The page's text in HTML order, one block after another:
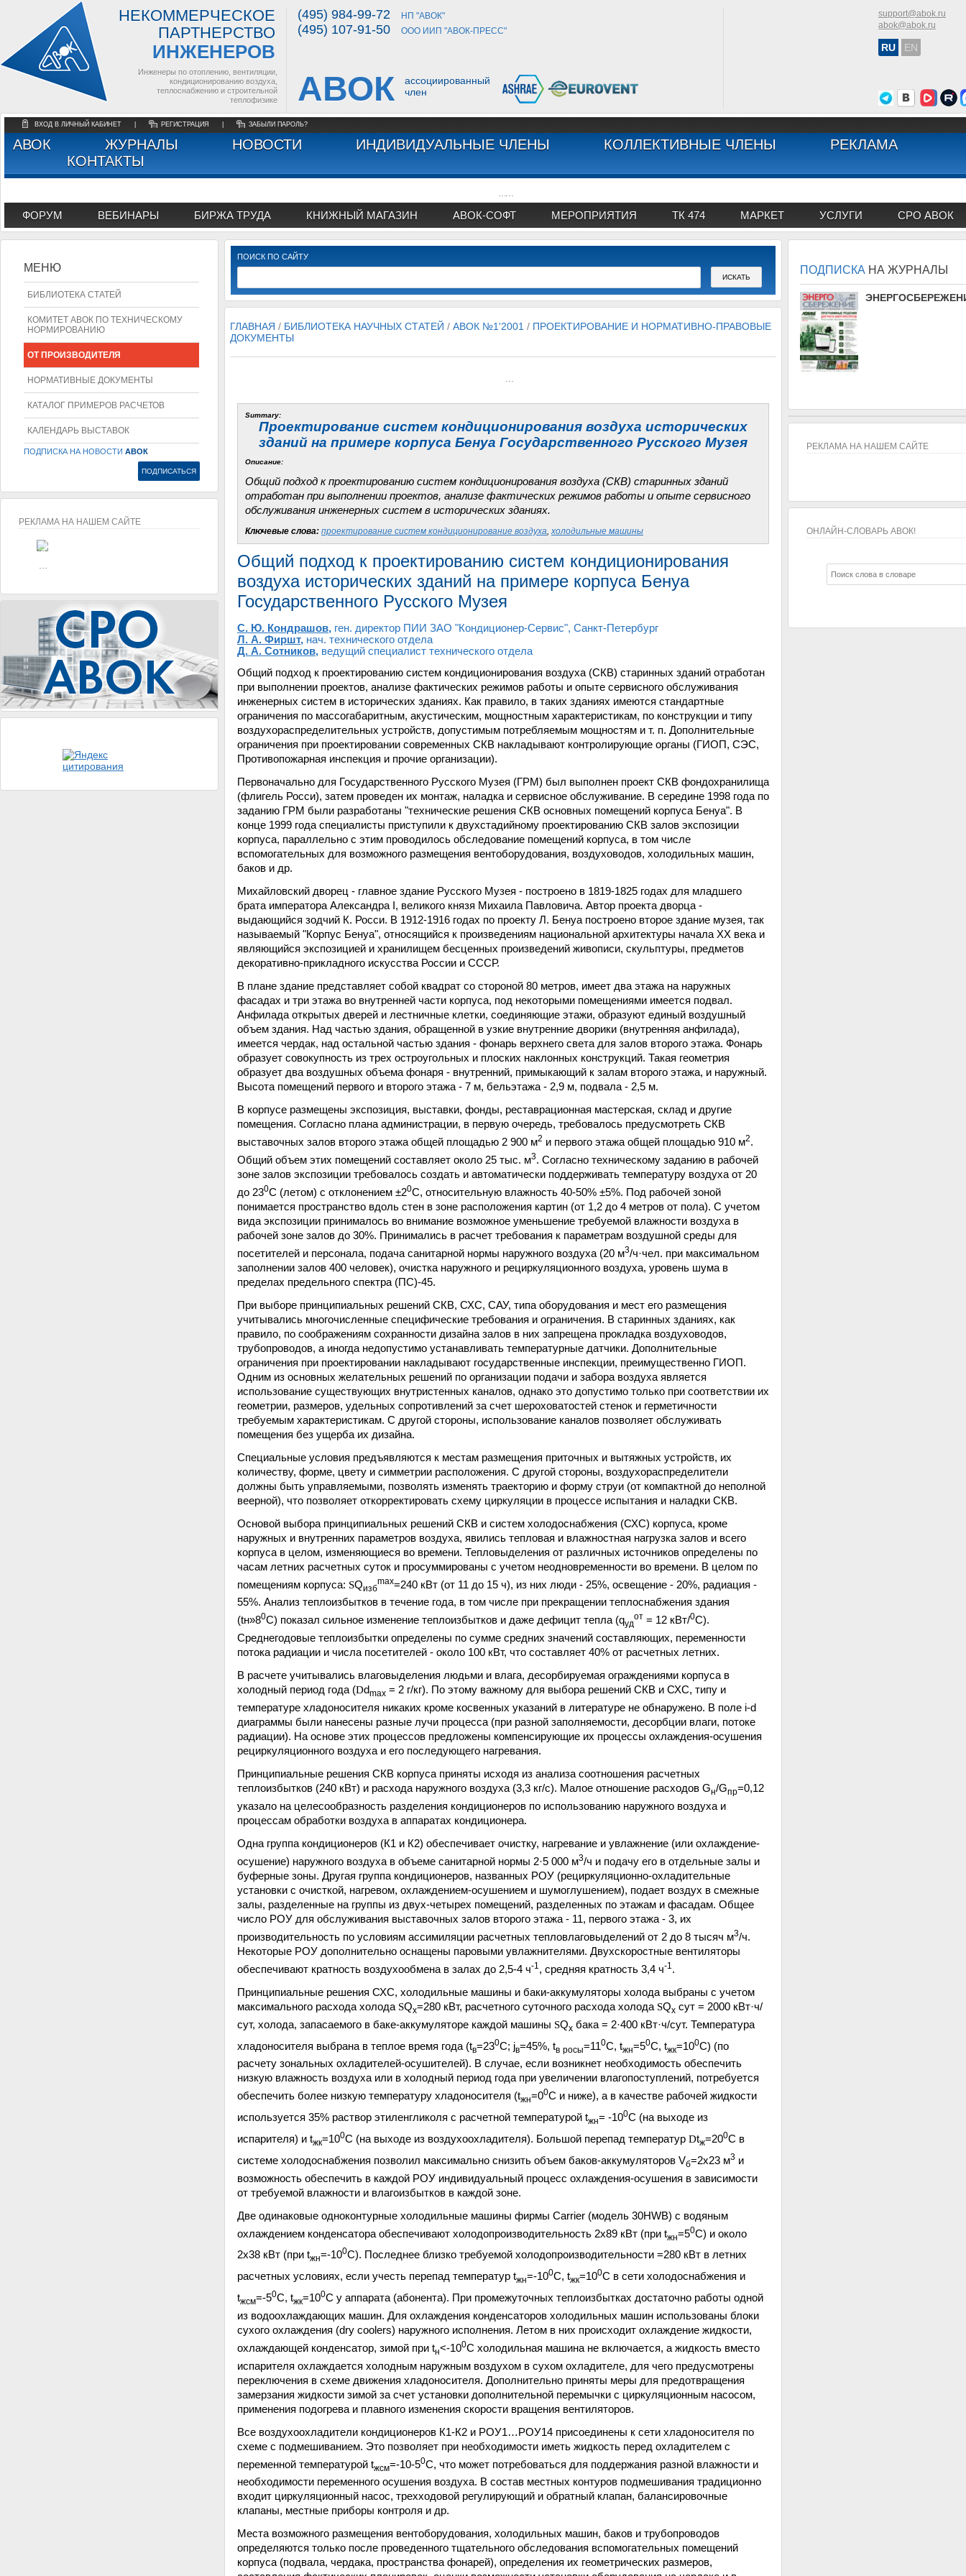
НЕКОММЕРЧЕСКОЕ
ПАРТНЕРСТВО
ИНЖЕНЕРОВ
Инженеры по отоплению, вентиляции,
кондиционированию воздуха,
теплоснабжению и строительной
теплофизике
(495) 984-99-72 НП "АВОК"
(495) 107-91-50 ООО ИИП "АВОК-ПРЕСС"
АВОК
ассоциированный
член
support@abok.ru
abok@abok.ru
RU EN
ВХОД В ЛИЧНЫЙ КАБИНЕТ РЕГИСТРАЦИЯ ЗАБЫЛИ ПАРОЛЬ?
АВОК ЖУРНАЛЫ НОВОСТИ ИНДИВИДУАЛЬНЫЕ ЧЛЕНЫ КОЛЛЕКТИВНЫЕ ЧЛЕНЫ
РЕКЛАМА
КОНТАКТЫ
ФОРУМ ВЕБИНАРЫ БИРЖА ТРУДА КНИЖНЫЙ МАГАЗИН АВОК-СОФТ МЕРОПРИЯТИЯ ТК 474 МАРКЕТ УСЛУГИ СРО АВОК
ПОИСК ПО САЙТУ
ГЛАВНАЯ / БИБЛИОТЕКА НАУЧНЫХ СТАТЕЙ / АВОК №1'2001 / ПРОЕКТИРОВАНИЕ И НОРМАТИВНО-ПРАВОВЫЕ
ДОКУМЕНТЫ
Summary:
Проектирование систем кондиционирования воздуха исторических
зданий на примере корпуса Бенуа Государственного Русского Музея
Описание:
Общий подход к проектированию систем кондиционирования воздуха (СКВ) старинных зданий
отработан при выполнении проектов, анализе фактических режимов работы и опыте сервисного
обслуживания инженерных систем в исторических зданиях.
Ключевые слова: проектирование систем кондиционирование воздуха,холодильные машины
Общий подход к проектированию систем кондиционирования
воздуха исторических зданий на примере корпуса Бенуа
Государственного Русского Музея
С. Ю. Кондрашов, ген. директор ПИИ ЗАО "Кондиционер-Сервис", Санкт-Петербург
Л. А. Фиршт, нач. технического отдела
Д. А. Сотников, ведущий специалист технического отдела
Общий подход к проектированию систем кондиционирования воздуха (СКВ) старинных зданий отработан
при выполнении проектов, анализе фактических режимов работы и опыте сервисного обслуживания
инженерных систем в исторических зданиях. Как правило, в таких зданиях имеются стандартные
ограничения по массогабаритным, акустическим, мощностным характеристикам, по конструкции и типу
воздухораспределительных устройств, допустимым потребляемым мощностям и т. п. Дополнительные
ограничения при проектировании современных СКВ накладывают контролирующие органы (ГИОП, СЭС,
Противопожарная инспекция и прочие организации).
Первоначально для Государственного Русского Музея (ГРМ) был выполнен проект СКВ фондохранилища
(флигель Росси), затем проведен их монтаж, наладка и сервисное обслуживание. В середине 1998 года по
заданию ГРМ были разработаны "технические решения СКВ основных помещений корпуса Бенуа". В
конце 1999 года специалисты приступили к двухстадийному проектированию СКВ залов экспозиции
корпуса, параллельно с этим проводилось обследование помещений корпуса, в том числе
вспомогательных для возможного размещения вентоборудования, воздуховодов, холодильных машин,
баков и др.
Михайловский дворец - главное здание Русского Музея - построено в 1819-1825 годах для младшего
брата императора Александра I, великого князя Михаила Павловича. Автор проекта дворца -
выдающийся зодчий К. Росси. В 1912-1916 годах по проекту Л. Бенуа построено второе здание музея, так
называемый "Корпус Бенуа", относящийся к произведениям национальной архитектуры начала ХХ века и
являющийся экспозицией и хранилищем бесценных произведений живописи, скульптуры, предметов
декоративно-прикладного искусства России и СССР.
В плане здание представляет собой квадрат со стороной 80 метров, имеет два этажа на наружных
фасадах и три этажа во внутренней части корпуса, под некоторыми помещениями имеется подвал.
Анфилада открытых дверей и лестничные клетки, соединяющие этажи, образуют единый воздушный
объем здания. Над частью здания, обращенной в узкие внутренние дворики (внутренняя анфилада),
имеется чердак, над остальной частью здания - фонарь верхнего света для залов второго этажа. Фонарь
образует совокупность из трех остроугольных и плоских наклонных конструкций. Такая геометрия
образует два воздушных объема фонаря - внутренний, примыкающий к залам второго этажа, и наружный.
Высота помещений первого и второго этажа - 7 м, бельэтажа - 2,9 м, подвала - 2,5 м.
В корпусе размещены экспозиция, выставки, фонды, реставрационная мастерская, склад и другие
помещения. Согласно плана администрации, в первую очередь, требовалось предусмотреть СКВ
выставочных залов второго этажа общей площадью 2 900 м2 и первого этажа общей площадью 910 м2.
Общий объем этих помещений составляет около 25 тыс. м3. Согласно техническому заданию в рабочей
зоне залов экспозиции требовалось создать и автоматически поддерживать температуру воздуха от 20
до 230С (летом) с отклонением ±20С, относительную влажность 40-50% ±5%. Под рабочей зоной
понимается пространство вдоль стен в зоне расположения картин (от 1,2 до 4 метров от пола). С учетом
вида экспозиции принималось во внимание возможное уменьшение требуемой влажности воздуха в
рабочей зоне залов до 30%. Принимались в расчет требования к параметрам воздушной среды для
посетителей и персонала, подача санитарной нормы наружного воздуха (20 м3/ч·чел. при максимальном
заполнении залов 400 человек), очистка наружного и рециркуляционного воздуха, уровень шума в
пределах предельного спектра (ПС)-45.
При выборе принципиальных решений СКВ, СХС, САУ, типа оборудования и мест его размещения
учитывались многочисленные специфические требования и ограничения. В старинных зданиях, как
правило, по соображениям сохранности дизайна залов в них запрещена прокладка воздуховодов,
трубопроводов, а иногда недопустимо устанавливать температурные датчики. Дополнительные
ограничения при проектировании накладывают государственные инспекции, преимущественно ГИОП.
Одним из основных желательных решений по организации подачи и забора воздуха является
использование существующих внутристенных каналов, однако это допустимо только при соответствии их
геометрии, размеров, удельных сопротивлений за счет шероховатостей стенок и герметичности
требуемым характеристикам. С другой стороны, использование каналов позволяет обслуживать
помещения без ущерба их дизайна.
Специальные условия предъявляются к местам размещения приточных и вытяжных устройств, их
количеству, форме, цвету и симметрии расположения. С другой стороны, воздухораспределители
должны быть управляемыми, позволять изменять траекторию и форму струи (от компактной до неполной
веерной), что позволяет откорректировать схему циркуляции в процессе испытания и наладки СКВ.
Основой выбора принципиальных решений СКВ и систем холодоснабжения (СХС) корпуса, кроме
наружных и внутренних параметров воздуха, явились тепловая и влажностная нагрузка залов и всего
корпуса в целом, изменяющиеся во времени. Тепловыделения от различных источников определены по
часам летних расчетных суток и просуммированы с учетом неодновременности во времени. В целом по
помещениям корпуса: SQизб
max=240 кВт (от 11 до 15 ч), из них люди - 25%, освещение - 20%, радиация -
55%. Анализ теплоизбытков в течение года, в том числе при прекращении теплоснабжения здания
(tн»80С) показал сильное изменение теплоизбытков и даже дефицит тепла (qуд
от = 12 кВт/0С).
Среднегодовые теплоизбытки определены по сумме средних значений составляющих, переменности
потока радиации и числа посетителей - около 100 кВт, что составляет 40% от расчетных летних.
В расчете учитывались влаговыделения людьми и влага, десорбируемая ограждениями корпуса в
холодный период года (Ddmax = 2 г/кг). По этому важному для выбора решений СКВ и СХС, типу и
температуре хладоносителя никаких кроме косвенных указаний в литературе не обнаружено. В поле i-d
диаграммы были нанесены разные лучи процесса (при разной заполняемости, десорбции влаги, потоке
радиации). На основе этих процессов предложены компенсирующие их процессы охлаждения-осушения
рециркуляционного воздуха и его последующего нагревания.
Принципиальные решения СКВ корпуса приняты исходя из анализа соотношения расчетных
теплоизбытков (240 кВт) и расхода наружного воздуха (3,3 кг/с). Малое отношение расходов Gн/Gпр=0,12
указало на целесообразность разделения кондиционеров по использованию наружного воздуха и
процессам обработки воздуха в аппаратах кондиционера.
Одна группа кондиционеров (К1 и К2) обеспечивает очистку, нагревание и увлажнение (или охлаждение-
осушение) наружного воздуха в объеме санитарной нормы 2·5 000 м3/ч и подачу его в отдельные залы и
буферные зоны. Другая группа кондиционеров, названных РОУ (рециркуляционно-охладительные
установки с очисткой, нагревом, охлаждением-осушением и шумоглушением), подает воздух в смежные
залы, разделенные на группы из двух-четырех помещений, разделенных по этажам и фасадам. Общее
число РОУ для обслуживания выставочных залов второго этажа - 11, первого этажа - 3, их
производительность по условиям ассимиляции расчетных тепловлаговыделений от 2 до 8 тысяч м3/ч.
Некоторые РОУ дополнительно оснащены паровыми увлажнителями. Двухскоростные вентиляторы
обеспечивают кратность воздухообмена в залах до 2,5-4 ч-1, средняя кратность 3,4 ч-1.
Принципиальные решения СХС, холодильные машины и баки-аккумуляторы холода выбраны с учетом
максимального расхода холода SQх=280 кВт, расчетного суточного расхода холода SQх сут = 2000 кВт·ч/
сут, холода, запасаемого в баке-аккумуляторе каждой машины SQх бака = 2·400 кВт·ч/сут. Температура
хладоносителя выбрана в теплое время года (tв=230С; jв=45%, tв росы=110С, tжн=50С, tжк=100С) (по
расчету зональных охладителей-осушителей). В случае, если возникнет необходимость обеспечить
низкую влажность воздуха или в холодный период года при увеличении влагопоступлений, потребуется
обеспечить более низкую температуру хладоносителя (tжн=00С и ниже), а в качестве рабочей жидкости
используется 35% раствор этиленгликоля с расчетной температурой tжн= -100С (на выходе из
испарителя) и tжк=100С (на выходе из воздухоохладителя). Большой перепад температур Dtж=200С в
системе холодоснабжения позволил максимально снизить объем баков-аккумуляторов Vб=2х23 м3 и
возможность обеспечить в каждой РОУ индивидуальный процесс охлаждения-осушения в зависимости
от требуемой влажности и влагоизбытков в каждой зоне.
Две одинаковые одноконтурные холодильные машины фирмы Carrier (модель 30HWB) с водяным
охлаждением конденсатора обеспечивают холодопроизводительность 2х89 кВт (при tжн=50С) и около
2х38 кВт (при tжн=-100С). Последнее близко требуемой холодопроизводительности =280 кВт в летних
расчетных условиях, если учесть перепад температур tжн=-100С, tжк=100С в сети холодоснабжения и
tжсм=-50С, tжк=100С у аппарата (абонента). При промежуточных теплоизбытках достаточно работы одной
из водоохлаждающих машин. Для охлаждения конденсаторов холодильных машин использованы блоки
сухого охлаждения (dry coolers) наружного исполнения. Летом в них происходит охлаждение жидкости,
охлаждающей конденсатор, зимой при tн<-100С холодильная машина не включается, а жидкость вместо
испарителя охлаждается холодным наружным воздухом в cухом охладителе, для чего предусмотрены
переключения в схеме движения хладоносителя. Дополнительно приняты меры для предотвращения
замерзания жидкости зимой за счет установки дополнительной перемычки с циркуляционным насосом,
применения подогрева и плавного изменения скорости вращения вентиляторов.
Все воздухоохладители кондиционеров К1-К2 и РОУ1…РОУ14 присоединены к сети хладоносителя по
схеме с подмешиванием. Это позволяет при необходимости иметь жидкость перед охладителем с
переменной температурой tжсм=-10-50С, что может потребоваться для поддержания разной влажности и
необходимости переменного осушения воздуха. В состав местных контуров подмешивания традиционно
входит циркуляционный насос, трехходовой регулирующий и обратный клапан, балансировочные
клапаны, местные приборы контроля и др.
Места возможного размещения вентоборудования, холодильных машин, баков и трубопроводов
определяются только после проведенного тщательного обследования вспомогательных помещений
корпуса (подвала, чердака, пространства фонарей), определения их геометрических размеров,
МЕНЮ
БИБЛИОТЕКА СТАТЕЙ
КОМИТЕТ АВОК ПО ТЕХНИЧЕСКОМУ
НОРМИРОВАНИЮ
ОТ ПРОИЗВОДИТЕЛЯ
НОРМАТИВНЫЕ ДОКУМЕНТЫ
КАТАЛОГ ПРИМЕРОВ РАСЧЕТОВ
КАЛЕНДАРЬ ВЫСТАВОК
ПОДПИСКА НА НОВОСТИ АВОК
РЕКЛАМА НА НАШЕМ САЙТЕ
...
ПОДПИСКА НА ЖУРНАЛЫ
АВОК
РЕКЛАМА НА НАШЕМ САЙТЕ
ОНЛАЙН-СЛОВАРЬ АВОК!